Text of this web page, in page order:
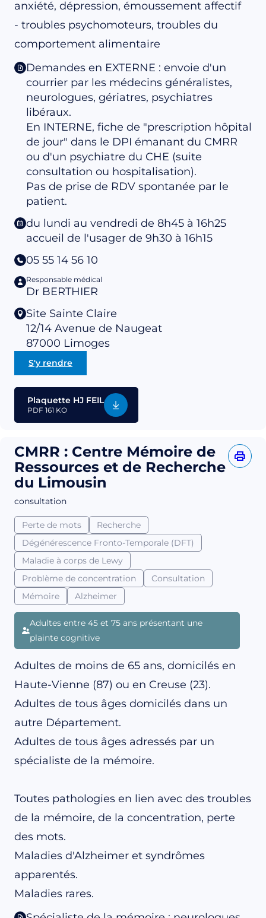
anxiété, dépression, émoussement affectif
- troubles psychomoteurs, troubles du
comportement alimentaire
Demandes en EXTERNE : envoie d'un
courrier par les médecins généralistes,
neurologues, gériatres, psychiatres
libéraux.
En INTERNE, fiche de "prescription hôpital
de jour" dans le DPI émanant du CMRR
ou d'un psychiatre du CHE (suite
consultation ou hospitalisation).
Pas de prise de RDV spontanée par le
patient.
du lundi au vendredi de 8h45 à 16h25
accueil de l'usager de 9h30 à 16h15
05 55 14 56 10
Responsable médical
Dr BERTHIER
Site Sainte Claire
12/14 Avenue de Naugeat
87000 Limoges
S'y rendre
Plaquette HJ FEIL
PDF 161 KO
CMRR : Centre Mémoire de
Ressources et de Recherche
du Limousin
consultation
Perte de mots
Recherche
Dégénérescence Fronto-Temporale (DFT)
Maladie à corps de Lewy
Problème de concentration
Consultation
Mémoire
Alzheimer
Adultes entre 45 et 75 ans présentant une
plainte cognitive
Adultes de moins de 65 ans, domicilés en
Haute-Vienne (87) ou en Creuse (23).
Adultes de tous âges domicilés dans un
autre Département.
Adultes de tous âges adressés par un
spécialiste de la mémoire.
Toutes pathologies en lien avec des troubles
de la mémoire, de la concentration, perte
des mots.
Maladies d'Alzheimer et syndrômes
apparentés.
Maladies rares.